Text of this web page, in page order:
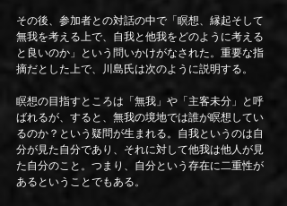
その後、参加者との対話の中で「瞑想、縁起そして
無我を考える上で、自我と他我をどのように考える
と良いのか」という問いかけがなされた。重要な指
摘だとした上で、川島氏は次のように説明する。
瞑想の目指すところは「無我」や「主客未分」と呼
ばれるが、すると、無我の境地では誰が瞑想してい
るのか？という疑問が生まれる。自我というのは自
分が見た自分であり、それに対して他我は他人が見
た自分のこと。つまり、自分という存在に二重性が
あるということでもある。